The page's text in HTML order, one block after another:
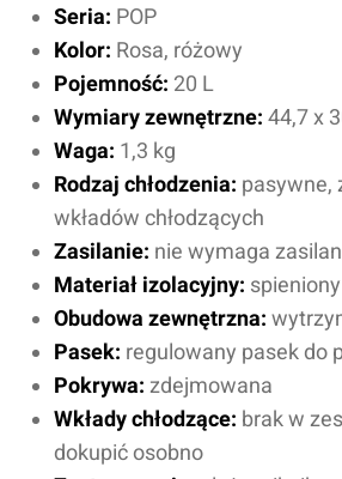
Seria: POP
Kolor: Rosa, różowy
Pojemność: 20 L
Wymiary zewnętrzne: 44,7 x
Waga: 1,3 kg
Rodzaj chłodzenia: pasywne,
wkładów chłodzących
Zasilanie: nie wymaga
Materiał izolacyjny:
Obudowa zewnętrzna:
Pasek: regulowany pasek do
Pokrywa: zdejmowana
Wkłady chłodzące: brak w
dokupić osobno
Anuluj